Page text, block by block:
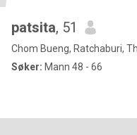
patsita, 51
Chom Bueng, Ratchaburi,
Søker: Mann 48 - 66